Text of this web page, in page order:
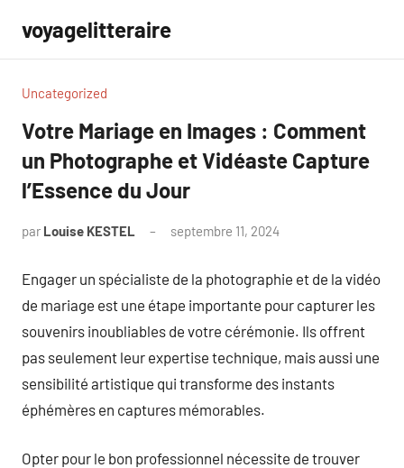
contenu
voyagelitteraire
Uncategorized
Votre Mariage en Images : Comment
un Photographe et Vidéaste Capture
l’Essence du Jour
par Louise KESTEL septembre 11, 2024
Engager un spécialiste de la photographie et de la vidéo
de mariage est une étape importante pour capturer les
souvenirs inoubliables de votre cérémonie. Ils offrent
pas seulement leur expertise technique, mais aussi une
sensibilité artistique qui transforme des instants
éphémères en captures mémorables.
Opter pour le bon professionnel nécessite de trouver